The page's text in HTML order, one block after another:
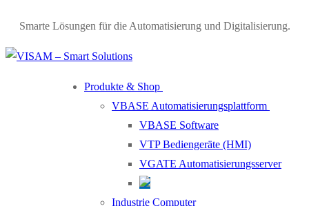
content
Smarte Lösungen für die Automatisierung und Digitalisierung.
Produkte & Shop
VBASE Automatisierungsplattform
VBASE Software
VTP Bediengeräte (HMI)
VGATE Automatisierungsserver
Industrie Computer